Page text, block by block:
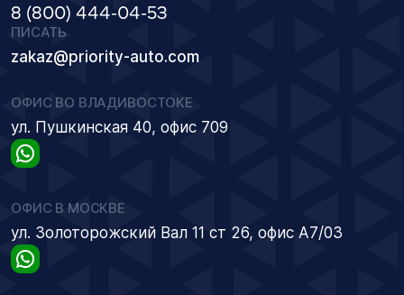
8 (800) 444-04-53
ПИСАТЬ
zakaz@priority-auto.com
ОФИС ВО ВЛАДИВОСТОКЕ
ул. Пушкинская 40, офис 709
ОФИС В МОСКВЕ
ул. Золоторожский Вал 11 ст 26, офис А7/03